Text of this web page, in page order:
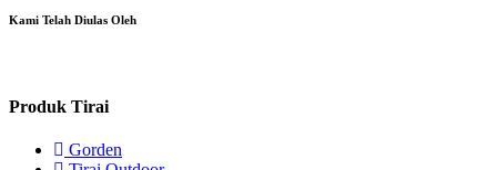
Kami Telah Diulas Oleh
Produk Tirai
Gorden